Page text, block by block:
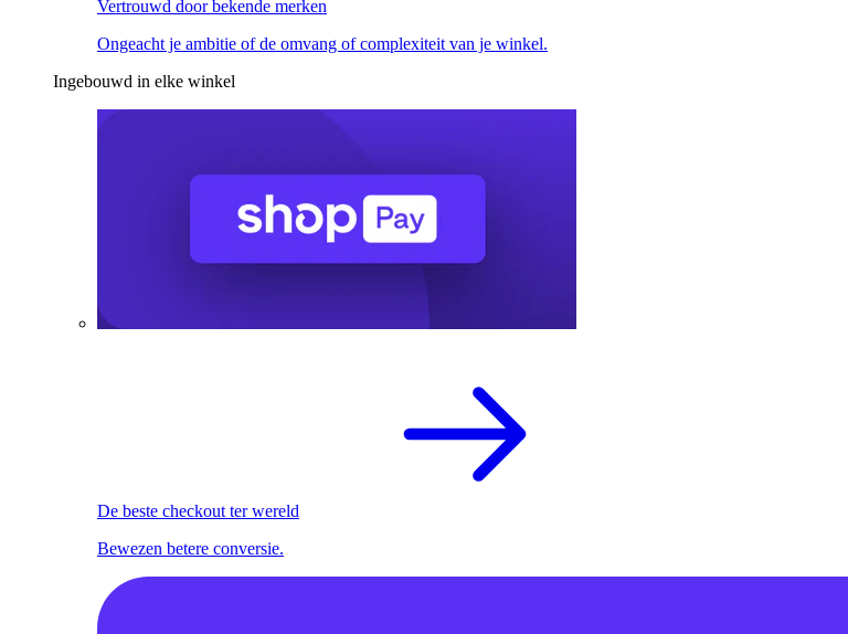
Vertrouwd door bekende merken
Ongeacht je ambitie of de omvang of complexiteit van je winkel.
Ingebouwd in elke winkel
De beste checkout ter wereld
Bewezen betere conversie.